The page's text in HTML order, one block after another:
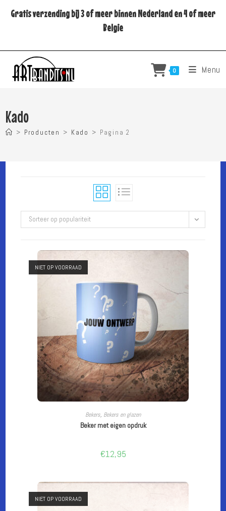
naarGratis verzending bij 3 of meer binnen Nederland en 4 of meer
Belgie
0 Menu
Kado
> Producten > Kado > Pagina 2
Sorteer op populariteit
NIET OP VOORRAAD
CUSTOMIZE
Bekers, Bekers en glazen
Beker met eigen opdruk
€12,95
NIET OP VOORRAAD